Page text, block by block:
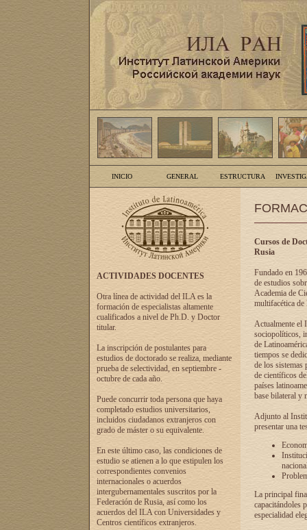
INICIO GENERAL ESTRUCTURA
ACTIVIDADES DOCENTES
Otra línea de actividad del ILA es la
formación de especialistas altamente
cualificados a nivel de Ph.D. y Doctor
titular.
La inscripción de postulantes para
estudios de doctorado se realiza, mediante
prueba de selectividad, en septiembre -
octubre de cada año.
Puede concurrir toda persona que haya
completado estudios universitarios,
incluidos ciudadanos extranjeros con
grado de máster o su equivalente.
En este último caso, las condiciones de
estudio se atienen a lo que estipulen los
correspondientes convenios
internacionales o acuerdos
intergubernamentales suscritos por la
Federación de Rusia, así como los
acuerdos del ILA con Universidades y
Centros científicos extranjeros.
Cursos de
Rusia
Fundado en
de estudios
Academia de
multifacética de
Actualmente el
sociopolíticos,
de
tiempos se
de los sistemas
de científicos
países
base bilateral y
Adjunto al
presentar una
La principal
capacitándoles
especialidad